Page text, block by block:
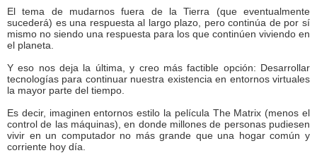
El tema de mudarnos fuera de la Tierra (que eventualmente
sucederá) es una respuesta al largo plazo, pero continúa de por sí
mismo no siendo una respuesta para los que continúen viviendo en
el planeta.
Y eso nos deja la última, y creo más factible opción: Desarrollar
tecnologías para continuar nuestra existencia en entornos virtuales
la mayor parte del tiempo.
Es decir, imaginen entornos estilo la película The Matrix (menos el
control de las máquinas), en donde millones de personas pudiesen
vivir en un computador no más grande que una hogar común y
corriente hoy día.